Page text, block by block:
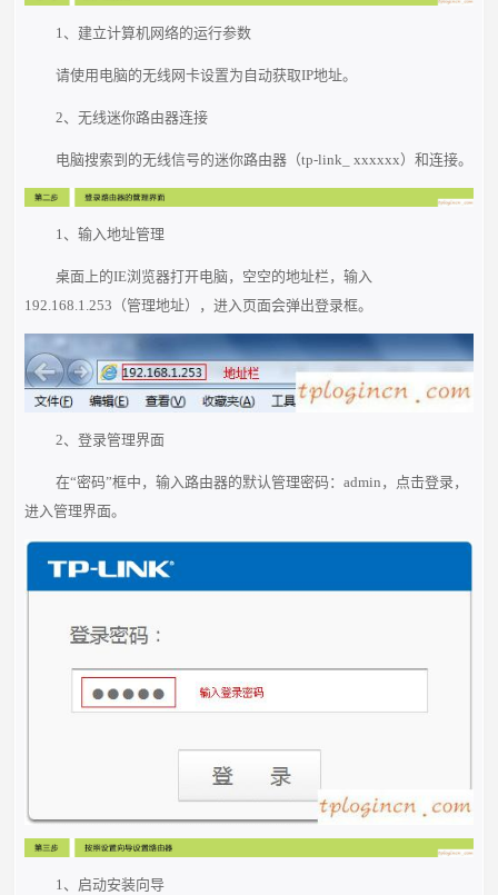
1、建立计算机网络的运行参数
请使用电脑的无线网卡设置为自动获取IP地址。
2、无线迷你路由器连接
电脑搜索到的无线信号的迷你路由器（tp-link_ xxxxxx）和连接。
1、输入地址管理
桌面上的IE浏览器打开电脑，空空的地址栏，输入
192.168.1.253（管理地址），进入页面会弹出登录框。
2、登录管理界面
在“密码”框中，输入路由器的默认管理密码：admin，点击登录，
进入管理界面。
1、启动安装向导